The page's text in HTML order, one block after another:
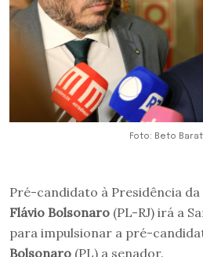
Foto: Beto
Pré-candidato à Presidência da
Flávio Bolsonaro (PL-RJ) irá a
para impulsionar a pré-
Bolsonaro (PL) a senador.